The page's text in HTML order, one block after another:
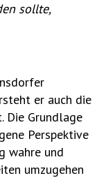
sollte,
er auch die
Die Grundlage
Perspektive
wahre und
umzugehen